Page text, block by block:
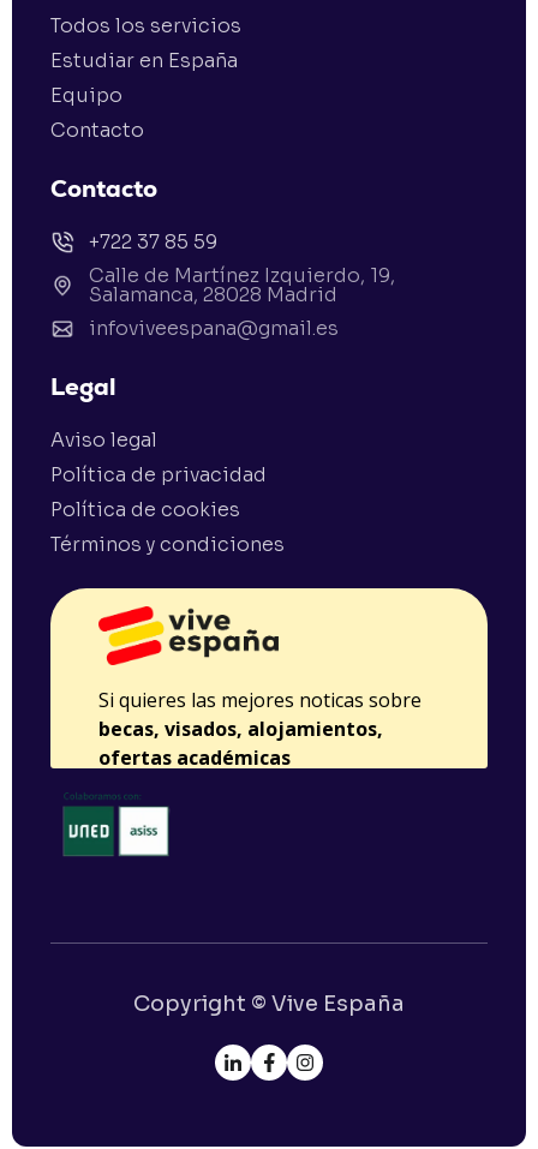
Todos los servicios
Estudiar en España
Equipo
Contacto
Contacto
+722 37 85 59
Calle de Martínez Izquierdo, 19,
Salamanca, 28028 Madrid
infoviveespana@gmail.es
Legal
Aviso legal
Política de privacidad
Política de cookies
Términos y condiciones
Copyright © Vive España